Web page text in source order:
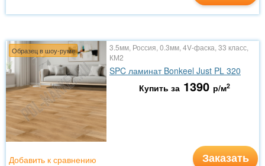
Образец в шоу-руме
3.5мм, Россия, 0.3мм, 4V-фаска, 33 класс,
КМ2
SPC ламинат Bonkeel Just PL 320
Купить за 1390 р/м2
Заказать
Добавить к сравнению